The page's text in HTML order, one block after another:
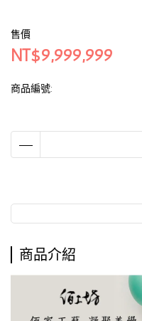
售價
NT$9,999,999
商品編號:
商品介紹